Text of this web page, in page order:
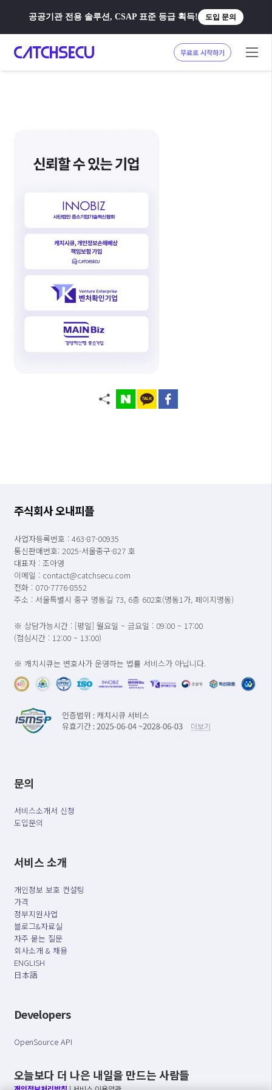
공공기관 전용 솔루션, CSAP 표준 등급 획득! 도입 문의
무료로 시작하기
주식회사 오내피플
사업자등록번호 : 463-87-00935
통신판매번호: 2025-서울중구-827 호
대표자 : 조아영
이메일 : contact@catchsecu.com
전화 : 070-7776-8552
주소 : 서울특별시 중구 명동길 73, 6층 602호(명동1가, 페이지명동)
※ 상담가능시간 : [평일] 월요일 ~ 금요일 : 09:00 ~ 17:00
(점심시간 : 12:00 ~ 13:00)
※ 캐치시큐는 변호사가 운영하는 법률 서비스가 아닙니다.
문의
서비스소개서 신청
도입문의
서비스 소개
개인정보 보호 컨설팅
가격
정부지원사업
블로그&자료실
자주 묻는 질문
회사소개 & 채용
ENGLISH
日本語
Developers
OpenSource API
오늘보다 더 나은 내일을 만드는 사람들